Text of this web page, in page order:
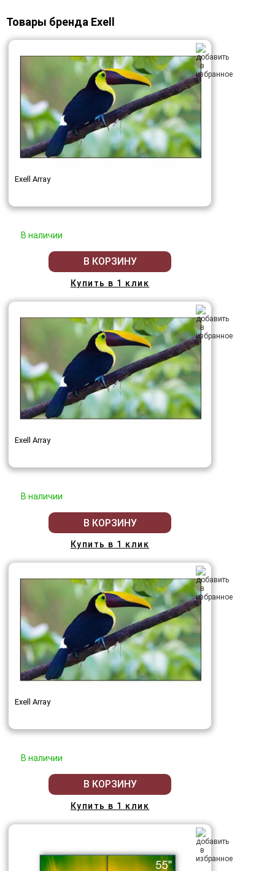
Товары бренда Exell
Exell Array
В наличии
В КОРЗИНУ
Купить в 1 клик
Exell Array
В наличии
В КОРЗИНУ
Купить в 1 клик
Exell Array
В наличии
В КОРЗИНУ
Купить в 1 клик